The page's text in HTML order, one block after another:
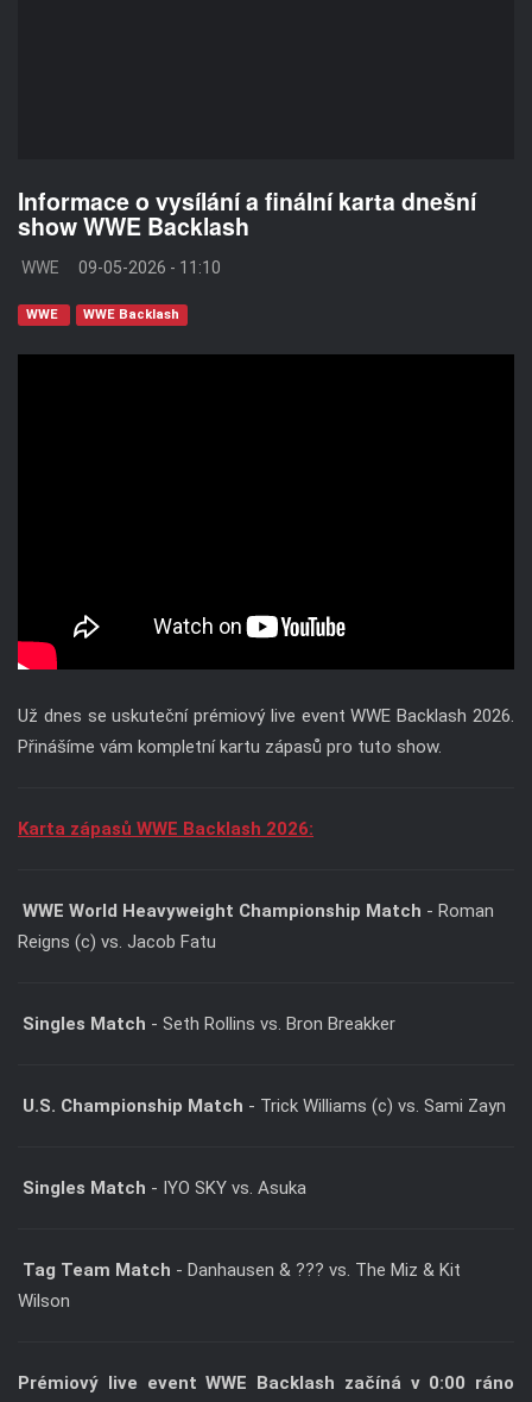
Informace o vysílání a finální karta dnešní
show WWE Backlash
WWE 09-05-2026 - 11:10
WWE WWE Backlash
Už dnes se uskuteční prémiový live event WWE Backlash 2026.
Přinášíme vám kompletní kartu zápasů pro tuto show.
Karta zápasů WWE Backlash 2026:
WWE World Heavyweight Championship Match - Roman
Reigns (c) vs. Jacob Fatu
Singles Match - Seth Rollins vs. Bron Breakker
U.S. Championship Match - Trick Williams (c) vs. Sami Zayn
Singles Match - IYO SKY vs. Asuka
Tag Team Match - Danhausen & ??? vs. The Miz & Kit
Wilson
Prémiový live event WWE Backlash začíná v 0:00 ráno